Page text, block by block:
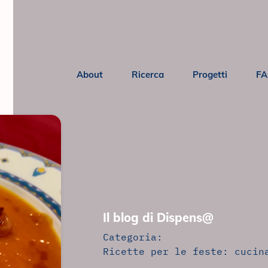
About Ricerca Progetti
Il blog di Dispens@
Categoria:
Ricette per le feste: